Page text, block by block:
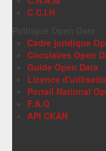
C.C.I.H
Cadre juridique
Circulaires Open
Guide Open Data
Licence
Portail National
F.A.Q
API CKAN